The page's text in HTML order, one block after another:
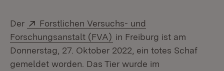
Der Extern:
Forstlichen Versuchs- und
Forschungsanstalt (FVA) (Öffnet in neuem Fenster)
in Freiburg ist am
Donnerstag, 27. Oktober 2022, ein totes Schaf
gemeldet worden. Das Tier wurde im